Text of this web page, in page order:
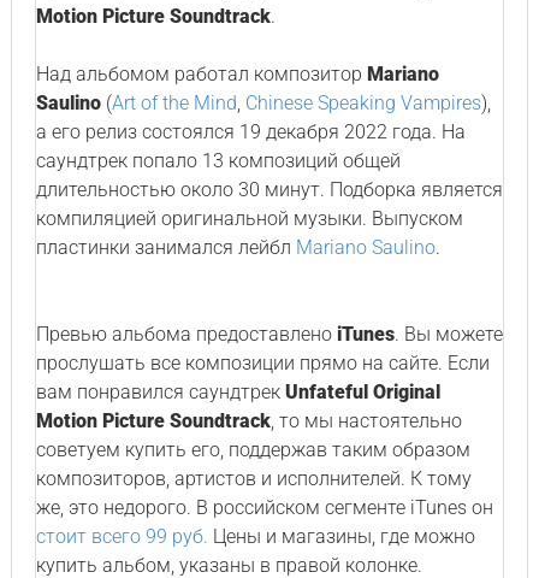
Motion Picture Soundtrack.
Над альбомом работал композитор Mariano
Saulino(Art of the Mind, Chinese Speaking Vampires),
а его релиз состоялся 19 декабря 2022 года. На
саундтрек попало 13 композиций общей
длительностью около 30 минут. Подборка является
компиляцией оригинальной музыки. Выпуском
пластинки занимался лейбл Mariano Saulino.
Превью альбома предоставлено iTunes. Вы можете
прослушать все композиции прямо на сайте. Если
вам понравился саундтрек Unfateful Original
Motion Picture Soundtrack, то мы настоятельно
советуем купить его, поддержав таким образом
композиторов, артистов и исполнителей. К тому
же, это недорого. В российском сегменте iTunes он
стоит всего 99 руб. Цены и магазины, где можно
купить альбом, указаны в правой колонке.